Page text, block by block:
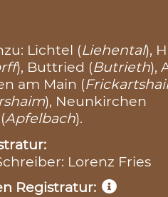
Lichtel (Liehental),
), Buttried (Butrieth),
am Main (
), Neunkirchen
Apfelbach).
Lorenz Fries
Registratur: